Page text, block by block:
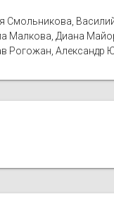
Диана
Рогожан, Александр